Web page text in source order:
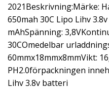
2021Beskrivning:Märke:
650mah 30C Lipo Lihv
mAhSpänning:
30COmedelbar
60mmx18mmx8mmVikt:
PH2.0förpackningen
Lihv 3.8v batteri